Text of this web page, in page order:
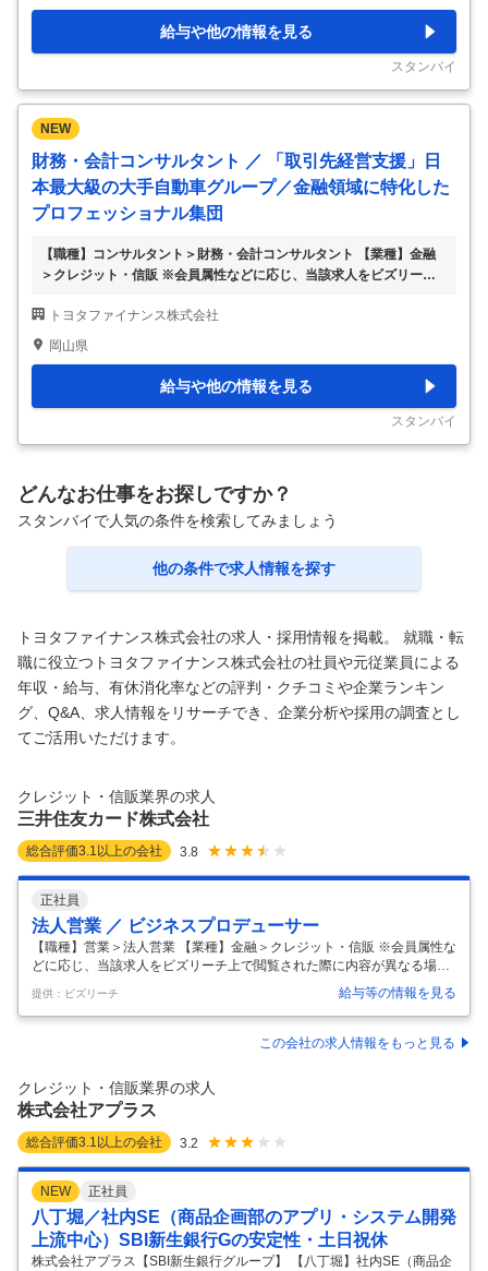
保育士資格必須 勤務時間: 365日開園 開園時間8:00～21：00の間の
シフト制 ・週2日～／1日4時間～ ・年間休日120日以上 下記のどち
…
給与や他の情報を見る
スタンバイ
NEW
財務・会計コンサルタント ／ 「取引先経営支援」日
本最大級の大手自動車グループ／金融領域に特化した
プロフェッショナル集団
【職種】コンサルタント＞財務・会計コンサルタント 【業種】金融
＞クレジット・信販 ※会員属性などに応じ、当該求人をビズリーチ上
社は、世界35以上の国・地域でトップクラスの完成車グループの金融
サービスを担っております。 主に、自動車販売に関する金融事業、
融会社という立場から、グループの持つ技術やネットワークを活用
し、既存の金融機関とは一線を画した先進的な事業モデルを作り出し
て参りました。 『期待を超える金融サービスで、モビリティ社会の
未来とお客様の笑顔を創造します。』をミ…
トヨタファイナンス株式会社
岡山県
給与や他の情報を見る
スタンバイ
どんなお仕事をお探しですか？
スタンバイで人気の条件を検索してみましょう
他の条件で求人情報を探す
トヨタファイナンス株式会社の求人・採用情報を掲載。 就職・転
職に役立つトヨタファイナンス株式会社の社員や元従業員による
年収・給与、有休消化率などの評判・クチコミや企業ランキン
グ、Q&A、求人情報をリサーチでき、企業分析や採用の調査とし
てご活用いただけます。
クレジット・信販業界の求人
三井住友カード株式会社
総合評価3.1 以上の会社 3.8
正社員
法人営業 ／ ビジネスプロデューサー
【職種】営業＞法人営業 【業種】金融＞クレジット・信販 ※会員属性な
どに応じ、当該求人をビズリーチ上で閲覧された際に内容が異なる場合
があります 国内最大級のカード会員及び加盟店基盤を持つ三井住友カー
ドにて、当社が保有する膨大なキャッシュレスデータや、26年4月より
連結子会社として新たに設立されるVポイントマーケティング株式会社
が保有するVポイント会員データ等を活用した法人向けマーケティング
が保有する様々なデータアセット、ソリューションを軸に取引先企業の
課題解決、事業成長に貢献する ・売上目標達成のための担当クライアン
ト/領域で…
提供：ビズリーチ 給与等の情報を見る
この会社の求人情報をもっと見る
クレジット・信販業界の求人
株式会社アプラス
総合評価3.1 以上の会社 3.2
NEW 正社員
八丁堀／社内SE（商品企画部のアプリ・システム開発
上流中心）SBI新生銀行Gの安定性・土日祝休
株式会社アプラス【SBI新生銀行グループ】 【八丁堀】社内SE（商品企